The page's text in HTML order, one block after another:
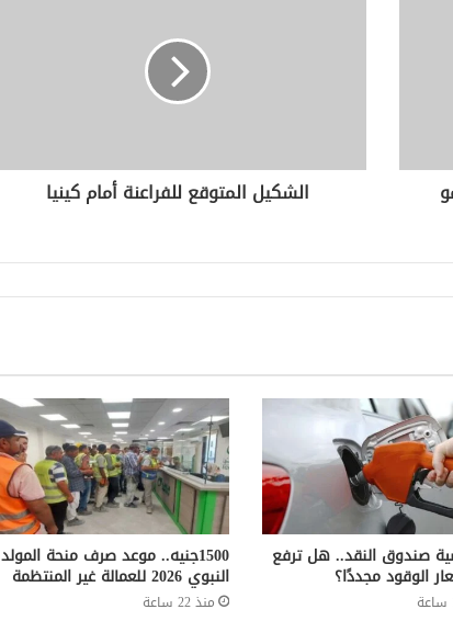
الشكيل المتوقع للفراعنة أمام كينيا
صندوق النقد.. هل ترفع
الوقود مجددًا؟
1500جنيه.. موعد صرف منحة المولد
النبوي 2026 للعمالة غير المنتظمة
منذ 22 ساعة